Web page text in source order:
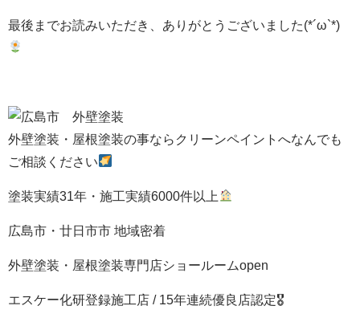
最後までお読みいただき、ありがとうございました(*´ω`*)
外壁塗装・屋根塗装の事ならクリーンペイントへなんでも
ご相談ください
塗装実績31年・施工実績6000件以上
広島市・廿日市市 地域密着
外壁塗装・屋根塗装専門店ショールームopen
エスケー化研登録施工店 / 15年連続優良店認定🎖